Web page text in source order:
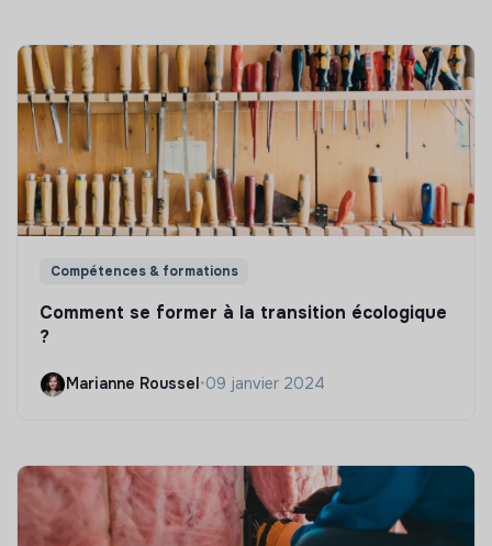
Compétences & formations
Comment se former à la transition écologique
?
Marianne Roussel •09 janvier 2024